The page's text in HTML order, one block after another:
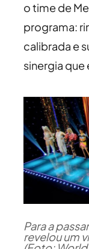
o time de
programa:
calibrada e
sinergia que
Para a
revelou um